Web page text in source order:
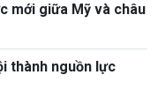
mới giữa Mỹ và châu
thành nguồn lực